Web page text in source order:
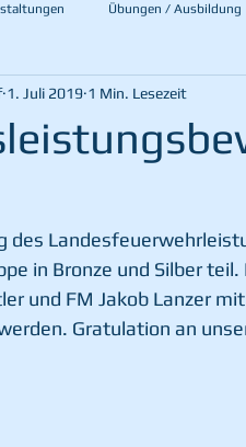
Übungen / Ausbildung
1. Juli 2019 1 Min. Lesezeit
des
in Bronze und Silber
und FM Jakob Lanzer
Gratulation an